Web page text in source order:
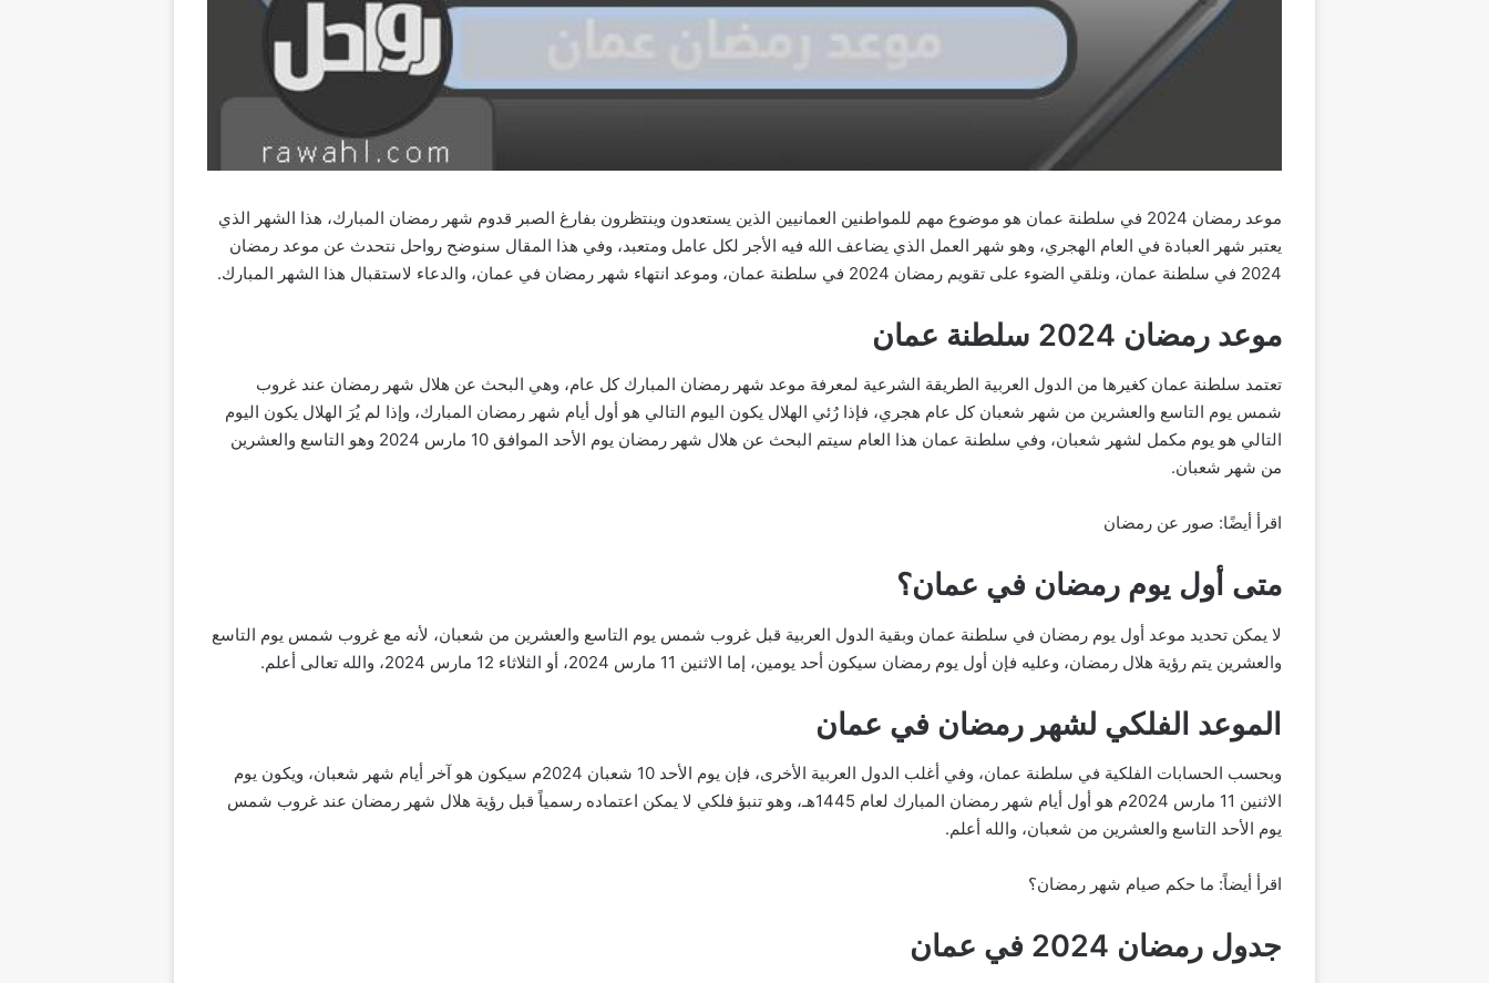
موعد رمضان 2024 في سلطنة عمان هو موضوع مهم للمواطنين العمانيين الذين يستعدون وينتظرون بفارغ الصبر قدوم شهر رمضان المبارك، هذا الشهر الذي
يعتبر شهر العبادة في العام الهجري، وهو شهر العمل الذي يضاعف الله فيه الأجر لكل عامل ومتعبد، وفي هذا المقال سنوضح رواحل نتحدث عن موعد رمضان
2024 في سلطنة عمان، ونلقي الضوء على تقويم رمضان 2024 في سلطنة عمان، وموعد انتهاء شهر رمضان في عمان، والدعاء لاستقبال هذا الشهر المبارك.
موعد رمضان 2024 سلطنة عمان
تعتمد سلطنة عمان كغيرها من الدول العربية الطريقة الشرعية لمعرفة موعد شهر رمضان المبارك كل عام، وهي البحث عن هلال شهر رمضان عند غروب
شمس يوم التاسع والعشرين من شهر شعبان كل عام هجري، فإذا رُئي الهلال يكون اليوم التالي هو أول أيام شهر رمضان المبارك، وإذا لم يُرَ الهلال يكون اليوم
التالي هو يوم مكمل لشهر شعبان، وفي سلطنة عمان هذا العام سيتم البحث عن هلال شهر رمضان يوم الأحد الموافق 10 مارس 2024 وهو التاسع والعشرين
من شهر شعبان.
اقرأ أيضًا: صور عن رمضان
متى أول يوم رمضان في عمان؟
لا يمكن تحديد موعد أول يوم رمضان في سلطنة عمان وبقية الدول العربية قبل غروب شمس يوم التاسع والعشرين من شعبان، لأنه مع غروب شمس يوم التاسع
والعشرين يتم رؤية هلال رمضان، وعليه فإن أول يوم رمضان سيكون أحد يومين، إما الاثنين 11 مارس 2024، أو الثلاثاء 12 مارس 2024، والله تعالى أعلم.
الموعد الفلكي لشهر رمضان في عمان
وبحسب الحسابات الفلكية في سلطنة عمان، وفي أغلب الدول العربية الأخرى، فإن يوم الأحد 10 شعبان 2024م سيكون هو آخر أيام شهر شعبان، ويكون يوم
الاثنين 11 مارس 2024م هو أول أيام شهر رمضان المبارك لعام 1445هـ، وهو تنبؤ فلكي لا يمكن اعتماده رسمياً قبل رؤية هلال شهر رمضان عند غروب شمس
يوم الأحد التاسع والعشرين من شعبان، والله أعلم.
اقرأ أيضاً: ما حكم صيام شهر رمضان؟
جدول رمضان 2024 في عمان